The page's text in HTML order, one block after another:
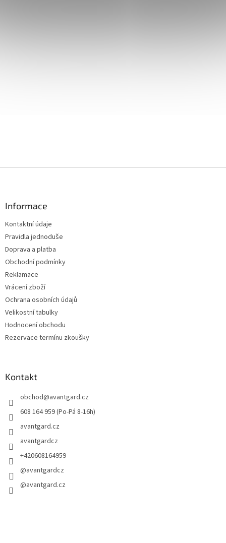
Informace
Kontaktní údaje
Pravidla jednoduše
Doprava a platba
Obchodní podmínky
Reklamace
Vrácení zboží
Ochrana osobních údajů
Velikostní tabulky
Hodnocení obchodu
Rezervace termínu zkoušky
Kontakt
obchod@avantgard.cz
608 164 959 (Po-Pá 8-16h)
avantgard.cz
avantgardcz
+420608164959
@avantgardcz
@avantgard.cz